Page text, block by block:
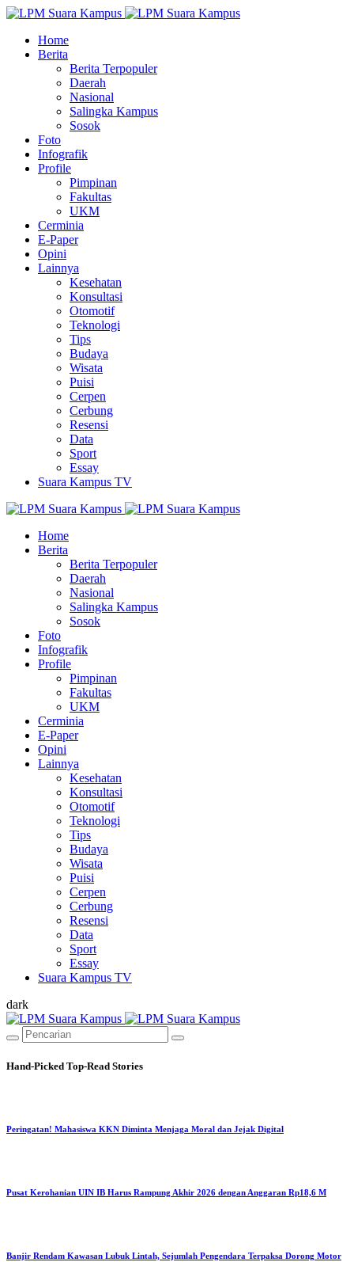
Home
Berita
Berita Terpopuler
Daerah
Nasional
Salingka Kampus
Sosok
Foto
Infografik
Profile
Pimpinan
Fakultas
UKM
Cerminia
E-Paper
Opini
Lainnya
Kesehatan
Konsultasi
Otomotif
Teknologi
Tips
Budaya
Wisata
Puisi
Cerpen
Cerbung
Resensi
Data
Sport
Essay
Suara Kampus TV
Home
Berita
Berita Terpopuler
Daerah
Nasional
Salingka Kampus
Sosok
Foto
Infografik
Profile
Pimpinan
Fakultas
UKM
Cerminia
E-Paper
Opini
Lainnya
Kesehatan
Konsultasi
Otomotif
Teknologi
Tips
Budaya
Wisata
Puisi
Cerpen
Cerbung
Resensi
Data
Sport
Essay
Suara Kampus TV
dark
Hand-Picked Top-Read Stories
Peringatan! Mahasiswa KKN Diminta Menjaga Moral dan Jejak Digital
Pusat Kerohanian UIN IB Harus Rampung Akhir 2026 dengan Anggaran Rp18,6 M
Banjir Rendam Kawasan Lubuk Lintah, Sejumlah Pengendara Terpaksa Dorong Motor